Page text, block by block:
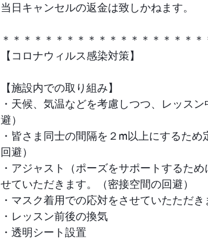
当日キャンセルの返金は致しかねます。
＊＊＊＊＊＊＊＊＊＊＊＊＊＊＊＊＊＊＊
【コロナウィルス感染対策】
【施設内での取り組み】
・天候、気温などを考慮しつつ、レッス
避）
・皆さま同⼠の間隔を２m以上にするた
回避）
・アジャスト（ポーズをサポートするた
せていただきます。（密接空間の回避）
・マスク着⽤での応対をさせていたただき
・レッスン前後の換気
・透明シート設置